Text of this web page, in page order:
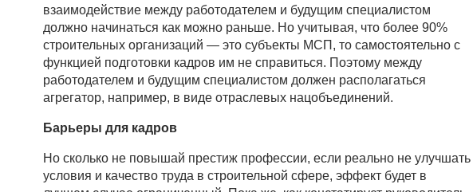
взаимодействие между работодателем и будущим специалистом
должно начинаться как можно раньше. Но учитывая, что более 90%
строительных организаций — это субъекты МСП, то самостоятельно с
функцией подготовки кадров им не справиться. Поэтому между
работодателем и будущим специалистом должен располагаться
агрегатор, например, в виде отраслевых нацобъединений.
Барьеры для кадров
Но сколько не повышай престиж профессии, если реально не улучшать
условия и качество труда в строительной сфере, эффект будет в